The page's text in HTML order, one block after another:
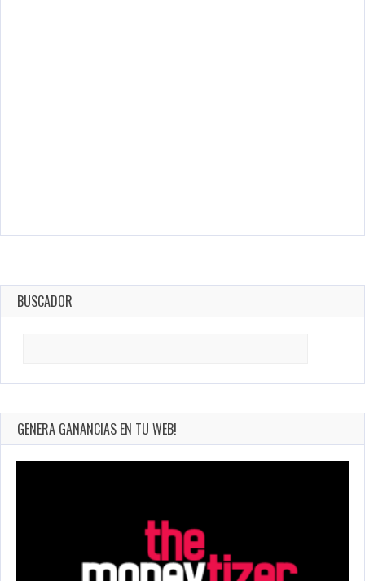
BUSCADOR
GENERA GANANCIAS EN TU WEB!